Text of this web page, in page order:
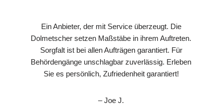
Ein Anbieter, der mit Service überzeugt. Die
Dolmetscher setzen Maßstäbe in ihrem Auftreten.
Sorgfalt ist bei allen Aufträgen garantiert. Für
Behördengänge unschlagbar zuverlässig. Erleben
Sie es persönlich, Zufriedenheit garantiert!
– Joe J.